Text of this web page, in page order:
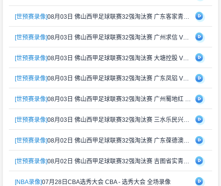
[世预赛录像] 08月03日 佛山西甲足球联赛32强淘汰赛 广东客家青年 VS 广州英华思力U17 全场录像
[世预赛录像] 08月03日 佛山西甲足球联赛32强淘汰赛 广州求信 VS 顺德新青年 全场录像
[世预赛录像] 08月03日 佛山西甲足球联赛32强淘汰赛 大塘控股 VS 茂名市点都得 全场录像
[世预赛录像] 08月03日 佛山西甲足球联赛32强淘汰赛 广东凤铝 VS 湛江八部科技 全场录像
[世预赛录像] 08月03日 佛山西甲足球联赛32强淘汰赛 广州蜀地红 VS 广州戴拿模 全场录像
[世预赛录像] 08月03日 佛山西甲足球联赛32强淘汰赛 三水乐民兴健力宝 VS 中国澳门澳科精英 全场录像
[世预赛录像] 08月02日 佛山西甲足球联赛32强淘汰赛 广东葆德澳美 VS 白坭兴龙 全场录像
[世预赛录像] 08月02日 佛山西甲足球联赛32强淘汰赛 吉图省实青年 VS 德兢艾捷斯 全场录像
[NBA录像]07月28日CBA选秀大会 CBA - 选秀大会 全场录像